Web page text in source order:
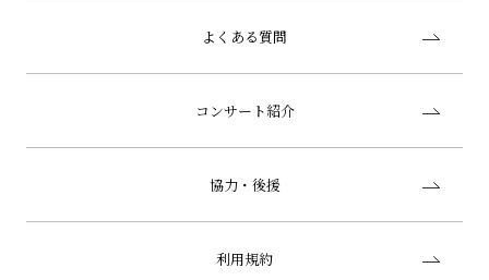
よくある質問
コンサート紹介
協力・後援
利用規約